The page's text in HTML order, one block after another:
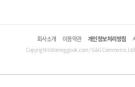
회사소개 이용약관 개인정보처리방침
Copyright©domeggook.com / G&G Commerce,